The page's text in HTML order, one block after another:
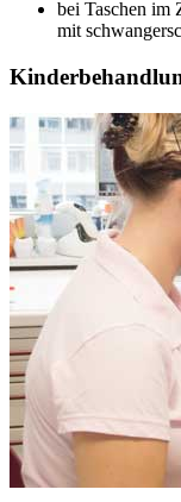
bei Taschen im
mit